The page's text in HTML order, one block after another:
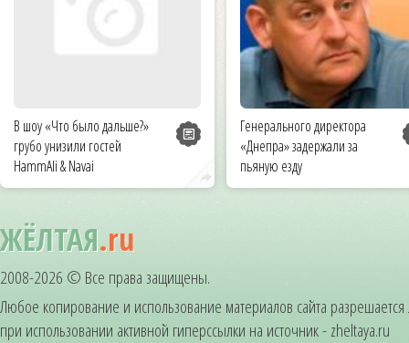
В шоу «Что было дальше?»
грубо унизили гостей
HammAli & Navai
Генерального директора
«Днепра» задержали за
пьяную езду
ЖЁЛТАЯ.ru
2008-2026 © Все права защищены.
Любое копирование и использование материалов сайта
при использовании активной гиперссылки на источник - zheltaya.ru